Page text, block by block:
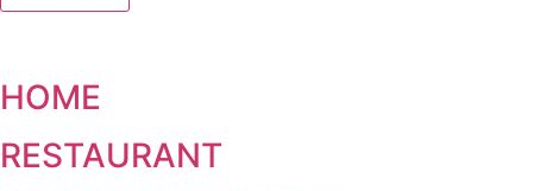
HOME
RESTAURANT